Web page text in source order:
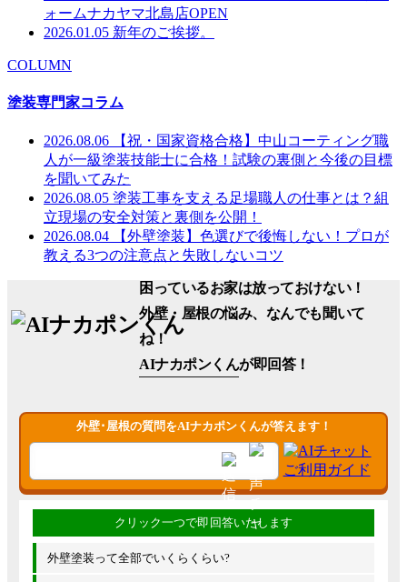
ォームナカヤマ北島店OPEN
2026.01.05 新年のご挨拶。
COLUMN
塗装専門家コラム
2026.08.06
【祝・国家資格合格】中山コーティング職
人が一級塗装技能士に合格！試験の裏側と今後の目標
を聞いてみた
2026.08.05 塗装工事を支える足場職人の仕事とは？組
立現場の安全対策と裏側を公開！
2026.08.04
【外壁塗装】色選びで後悔しない！プロが
教える3つの注意点と失敗しないコツ
困っているお家は放っておけない！
外壁・屋根の悩み、なんでも聞いて
ね！
AIナカポンくんが即回答！
外壁･屋根の質問をAIナカポンくんが答えます！
外壁塗装って全部でいくらくらい?